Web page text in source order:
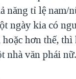
năng tỉ lệ nam/
ngày kia có
hoặc hơn thế,
nhà văn phái